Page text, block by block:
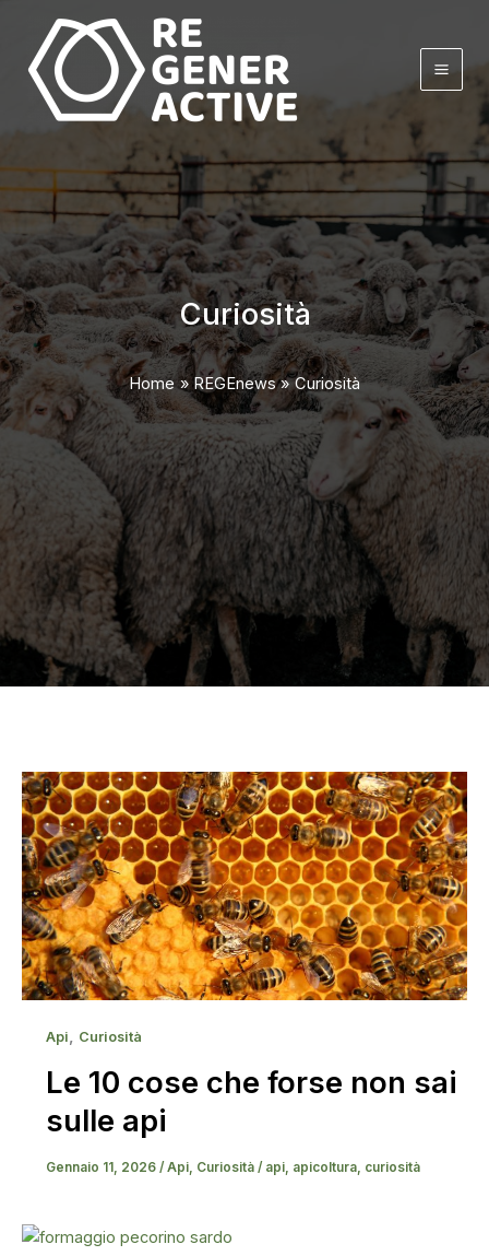
contenuto
Curiosità
Home REGEnews Curiosità
Api, Curiosità
Le 10 cose che forse non sai
sulle api
Gennaio 11, 2026 /Api, Curiosità/ api, apicoltura, curiosità